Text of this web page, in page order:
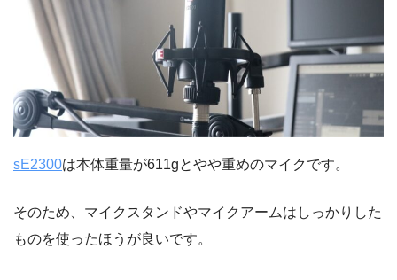
sE2300は本体重量が611gとやや重めのマイクです。
そのため、マイクスタンドやマイクアームはしっかりした
ものを使ったほうが良いです。